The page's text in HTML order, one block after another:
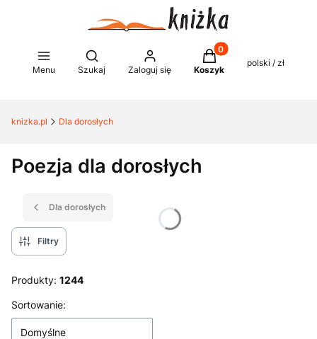
Menu
Otwórz wyszukiwarkę
Szukaj Zaloguj się
Produkty w koszyku:
Koszyk
polski / zł
knizka.pl Dla dorosłych
Poezja dla dorosłych
Dla dorosłych
Filtry
Produkty: 1244
Lista produktów
Sortowanie:
Domyślne